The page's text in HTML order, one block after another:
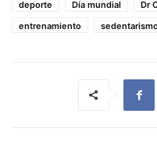
deporte
Día mundial Dr
entrenamiento